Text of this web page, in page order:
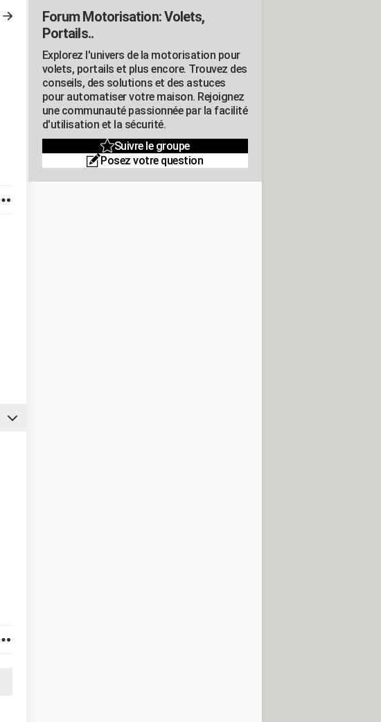
Forum Motorisation: Volets,
Portails..
Explorez l'univers de la motorisation pour
volets, portails et plus encore. Trouvez des
conseils, des solutions et des astuces
pour automatiser votre maison. Rejoignez
une communauté passionnée par la facilité
d'utilisation et la sécurité.
Suivre le groupe
Posez votre question